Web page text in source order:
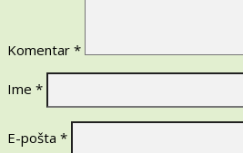
Komentar *
Ime *
E-pošta *